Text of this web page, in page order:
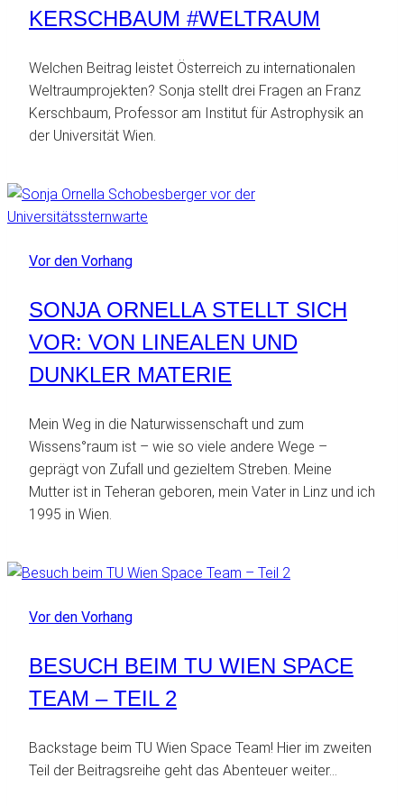
KERSCHBAUM #WELTRAUM
Welchen Beitrag leistet Österreich zu internationalen
Weltraumprojekten? Sonja stellt drei Fragen an Franz
Kerschbaum, Professor am Institut für Astrophysik an
der Universität Wien.
Vor den Vorhang
SONJA ORNELLA STELLT SICH
VOR: VON LINEALEN UND
DUNKLER MATERIE
Mein Weg in die Naturwissenschaft und zum
Wissens°raum ist – wie so viele andere Wege –
geprägt von Zufall und gezieltem Streben. Meine
Mutter ist in Teheran geboren, mein Vater in Linz und ich
1995 in Wien.
Vor den Vorhang
BESUCH BEIM TU WIEN SPACE
TEAM – TEIL 2
Backstage beim TU Wien Space Team! Hier im zweiten
Teil der Beitragsreihe geht das Abenteuer weiter…